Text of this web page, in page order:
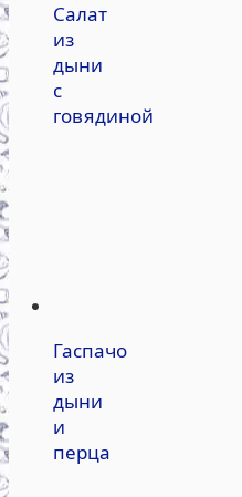
Салат
из
дыни
с
говядиной
Гаспачо
из
дыни
и
перца